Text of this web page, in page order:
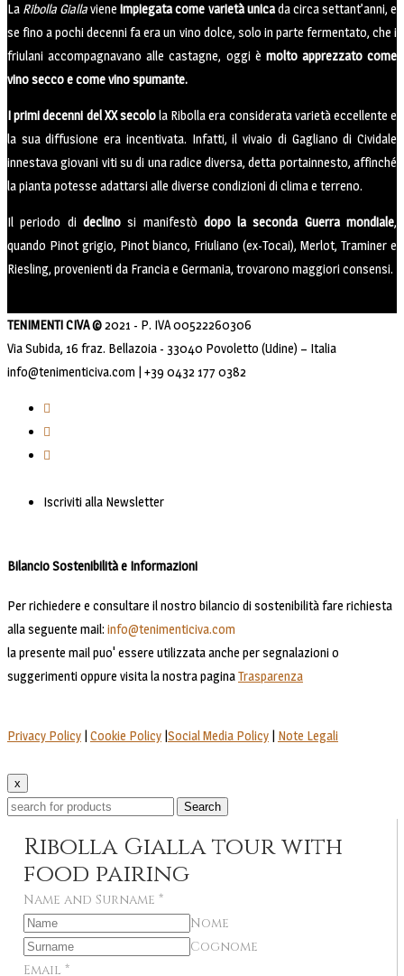
La Ribolla Giallavieneimpiegata come varietà unicada circa settant’anni, e
se fino a pochi decenni fa era un vino dolce, solo in parte fermentato, che i
friulani accompagnavano alle castagne, oggi è molto apprezzato come
vino secco e come vino spumante.
I primi decenni del XX secolola Ribolla era considerata varietà eccellente e
la sua diffusione era incentivata. Infatti, il vivaio di Gagliano di Cividale
innestava giovani viti su di una radice diversa, detta portainnesto, affinché
la pianta potesse adattarsi alle diverse condizioni di clima e terreno.
Il periodo di declinosi manifestò dopo la seconda Guerra mondiale,
quando Pinot grigio, Pinot bianco, Friuliano (ex-Tocai), Merlot, Traminer e
Riesling, provenienti da Francia e Germania, trovarono maggiori consensi.
TENIMENTI CIVA ©2021 - P. IVA 00522260306
Via Subida, 16 fraz. Bellazoia - 33040 Povoletto (Udine) – Italia
info@tenimenticiva.com | +39 0432 177 0382
Iscriviti alla Newsletter
Bilancio Sostenibilità e Informazioni
Per richiedere e consultare il nostro bilancio di sostenibilità fare richiesta
alla seguente mail: info@tenimenticiva.com
la presente mail puo' essere utilizzata anche per segnalazioni o
suggerimenti oppure visita la nostra paginaTrasparenza
Privacy Policy | Cookie Policy |Social Media Policy | Note Legali
x
Search
Ribolla Gialla tour with
food pairing
Name and Surname *
Nome
Cognome
Email *